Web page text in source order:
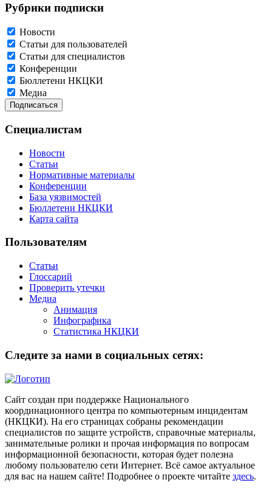
Рубрики подписки
Новости
Статьи для пользователей
Статьи для специалистов
Конференции
Бюллетени НКЦКИ
Медиа
Специалистам
Новости
Статьи
Нормативные материалы
Конференции
База уязвимостей
Бюллетени НКЦКИ
Карта сайта
Пользователям
Статьи
Глоссарий
Проверить утечки
Медиа
Анимация
Инфографика
Статистика НКЦКИ
Следите за нами в социальных сетях:
Сайт создан при поддержке Национального
координационного центра по компьютерным инцидентам
(НКЦКИ). На его страницах собраны рекомендации
специалистов по защите устройств, справочные материалы,
занимательные ролики и прочая информация по вопросам
информационной безопасности, которая будет полезна
любому пользователю сети Интернет. Всё самое актуальное
для вас на нашем сайте! Подробнее о проекте читайте здесь.